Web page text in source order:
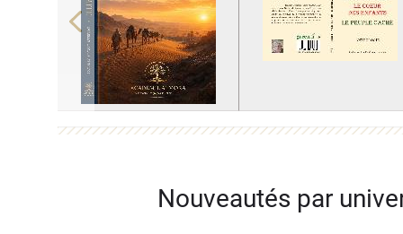
Previous
Nouveautés par